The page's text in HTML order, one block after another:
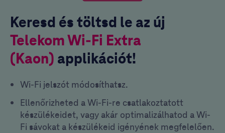
Keresd és töltsd le az új
Telekom Wi-Fi Extra
(Kaon) applikációt!
Wi-Fi jelszót módosíthatsz.
Ellenőrizheted a Wi-Fi-re csatlakoztatott
készülékeidet, vagy akár optimalizálhatod a Wi-
Fi sávokat a készülékeid igényének megfelelően.